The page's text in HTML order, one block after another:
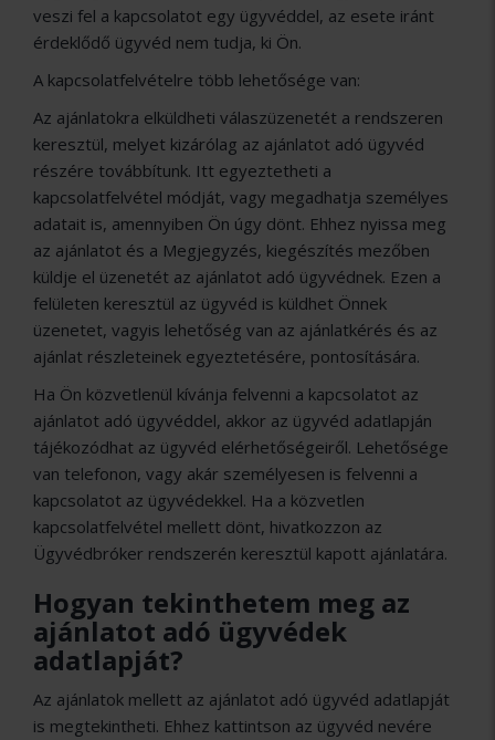
veszi fel a kapcsolatot egy ügyvéddel, az esete iránt
érdeklődő ügyvéd nem tudja, ki Ön.
A kapcsolatfelvételre több lehetősége van:
Az ajánlatokra elküldheti válaszüzenetét a rendszeren
keresztül, melyet kizárólag az ajánlatot adó ügyvéd
részére továbbítunk. Itt egyeztetheti a
kapcsolatfelvétel módját, vagy megadhatja személyes
adatait is, amennyiben Ön úgy dönt. Ehhez nyissa meg
az ajánlatot és a Megjegyzés, kiegészítés mezőben
küldje el üzenetét az ajánlatot adó ügyvédnek. Ezen a
felületen keresztül az ügyvéd is küldhet Önnek
üzenetet, vagyis lehetőség van az ajánlatkérés és az
ajánlat részleteinek egyeztetésére, pontosítására.
Ha Ön közvetlenül kívánja felvenni a kapcsolatot az
ajánlatot adó ügyvéddel, akkor az ügyvéd adatlapján
tájékozódhat az ügyvéd elérhetőségeiről. Lehetősége
van telefonon, vagy akár személyesen is felvenni a
kapcsolatot az ügyvédekkel. Ha a közvetlen
kapcsolatfelvétel mellett dönt, hivatkozzon az
Ügyvédbróker rendszerén keresztül kapott ajánlatára.
Hogyan tekinthetem meg az
ajánlatot adó ügyvédek
adatlapját?
Az ajánlatok mellett az ajánlatot adó ügyvéd adatlapját
is megtekintheti. Ehhez kattintson az ügyvéd nevére